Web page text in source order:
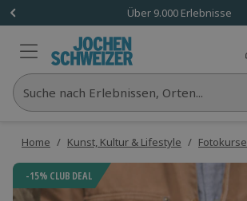
Über 9.000 Erlebnisse
Suche nach Erlebnissen, Orten...
Home / Kunst, Kultur & Lifestyle / Fotokurse
-15% CLUB DEAL